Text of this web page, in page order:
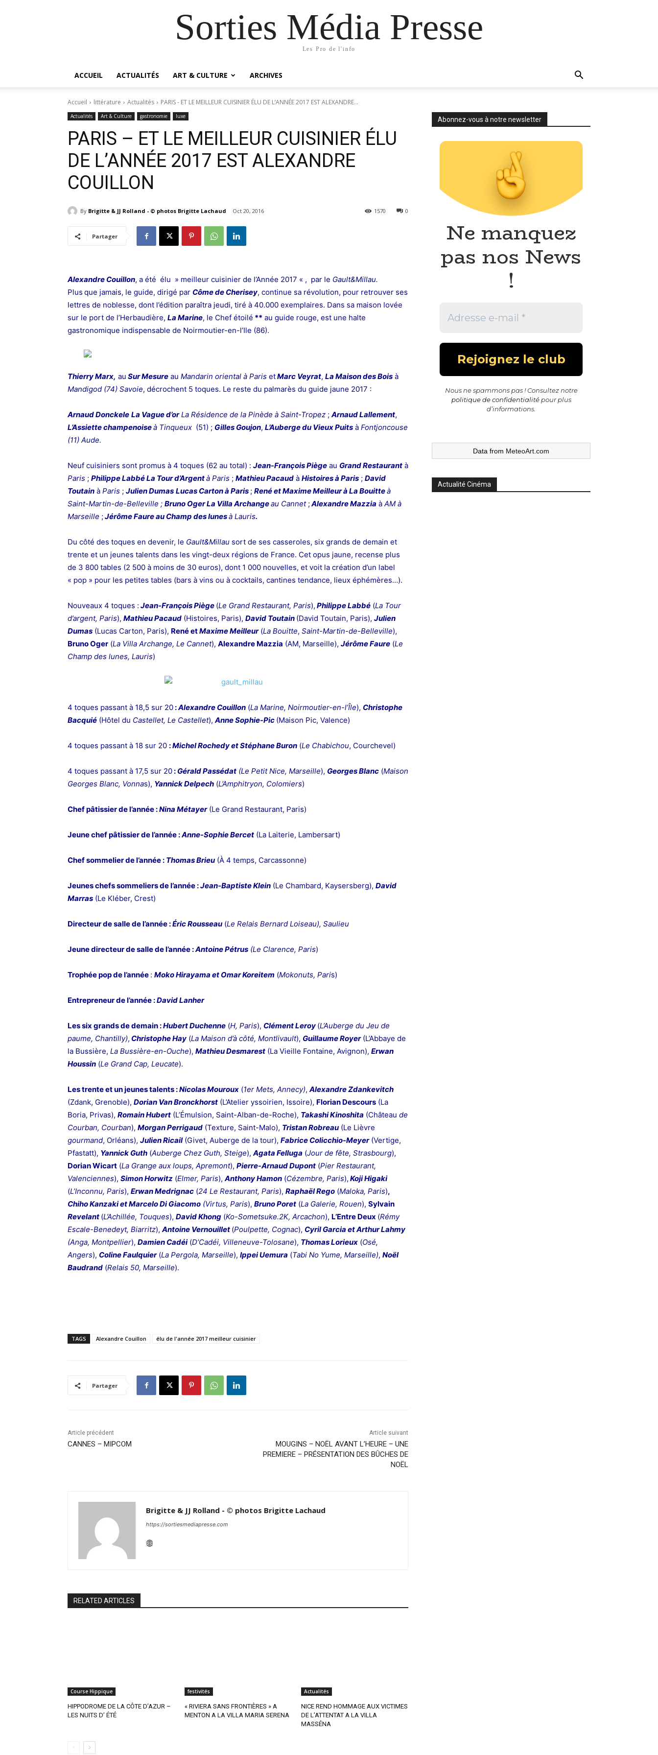
Sorties Média Presse
Les Pro de l'info
ACCUEIL ACTUALITÉS ART & CULTURE ARCHIVES
Accueil littérature Actualités PARIS - ET LE MEILLEUR CUISINIER ÉLU DE L’ANNÉE 2017 EST ALEXANDRE...
Actualités Art & Culture gastronomie luxe
PARIS – ET LE MEILLEUR CUISINIER ÉLU
DE L’ANNÉE 2017 EST ALEXANDRE
COUILLON
By Brigitte & JJ Rolland - © photos Brigitte Lachaud Oct 20, 2016 0
1570
Partager
Alexandre Couillon, a été élu » meilleur cuisinier de l’Année 2017 « , par le Gault&Millau.
Plus que jamais, le guide, dirigé par Côme de Cherisey, continue sa révolution, pour retrouver ses
lettres de noblesse, dont l’édition paraîtra jeudi, tiré à 40.000 exemplaires. Dans sa maison lovée
sur le port de l’Herbaudière, La Marine, le Chef étoilé ** au guide rouge, est une halte
gastronomique indispensable de Noirmoutier-en-l’Ile (86).
Thierry Marx, au Sur Mesure au Mandarin oriental à Paris etMarc Veyrat, La Maison des Bois à
Mandigod (74) Savoie, décrochent 5 toques. Le reste du palmarès du guide jaune 2017 :
Arnaud Donckele La Vague d’or La Résidence de la Pinède à Saint-Tropez ;Arnaud Lallement,
L’Assiette champenoiseà Tinqueux (51) ; Gilles Goujon, L’Auberge du Vieux Puits à Fontjoncouse
(11) Aude.
Neuf cuisiniers sont promus à 4 toques (62 au total) : Jean-François Piège au Grand Restaurant à
Paris ; Philippe Labbé La Tour d’Argentà Paris ; Mathieu Pacaud à Histoires à Paris ; David
Toutain à Paris ; Julien Dumas Lucas Carton à Paris ; René et Maxime Meilleur à La Bouitteà
Saint-Martin-de-Belleville ; Bruno Oger La Villa Archangeau Cannet;Alexandre Mazzia à AM à
Marseille ; Jérôme Faure au Champ des lunesà Lauris.
Du côté des toques en devenir, le Gault&Millau sort de ses casseroles, six grands de demain et
trente et un jeunes talents dans les vingt-deux régions de France. Cet opus jaune, recense plus
de 3 800 tables (2 500 à moins de 30 euros), dont 1 000 nouvelles, et voit la création d’un label
« pop » pour les petites tables (bars à vins ou à cocktails, cantines tendance, lieux éphémères…).
Nouveaux 4 toques : Jean-François Piège (Le Grand Restaurant, Paris), Philippe Labbé (La Tour
d’argent, Paris), Mathieu Pacaud (Histoires, Paris), David Toutain (David Toutain, Paris), Julien
Dumas (Lucas Carton, Paris), René etMaxime Meilleur(La Bouitte, Saint-Martin-de-Belleville),
Bruno Oger (La Villa Archange, Le Cannet), Alexandre Mazzia (AM, Marseille), Jérôme Faure (Le
Champ des lunes, Lauris)
4 toques passant à 18,5 sur 20 :Alexandre Couillon (La Marine, Noirmoutier-en-l’Île), Christophe
Bacquié (Hôtel du Castellet, Le Castellet),Anne Sophie-Pic (Maison Pic, Valence)
4 toques passant à 18 sur 20 :Michel Rochedy et Stéphane Buron (Le Chabichou, Courchevel)
4 toques passant à 17,5 sur 20 : Gérald Passédat (Le Petit Nice, Marseille), Georges Blanc (Maison
Georges Blanc, Vonnas), Yannick Delpech (L’Amphitryon, Colomiers)
Chef pâtissier de l’année :Nina Métayer(Le Grand Restaurant, Paris)
Jeune chef pâtissier de l’année :Anne-Sophie Bercet (La Laiterie, Lambersart)
Chef sommelier de l’année : Thomas Brieu (À 4 temps, Carcassonne)
Jeunes chefs sommeliers de l’année :Jean-Baptiste Klein (Le Chambard, Kaysersberg), David
Marras (Le Kléber, Crest)
Directeur de salle de l’année :Éric Rousseau (Le Relais Bernard Loiseau), Saulieu
Jeune directeur de salle de l’année :Antoine Pétrus (Le Clarence, Paris)
Trophée pop de l’année : Moko Hirayama et Omar Koreitem (Mokonuts, Paris)
Entrepreneur de l’année :David Lanher
Les six grands de demain :Hubert Duchenne (H, Paris), Clément Leroy (L’Auberge du Jeu de
paume, Chantilly), Christophe Hay (La Maison d’à côté, Montlivault), Guillaume Royer(L’Abbaye de
la Bussière, La Bussière-en-Ouche), Mathieu Desmarest (La Vieille Fontaine, Avignon), Erwan
Houssin (Le Grand Cap, Leucate).
Les trente et un jeunes talents :Nicolas Mouroux (1er Mets, Annecy),Alexandre Zdankevitch
(Zdank, Grenoble), Dorian Van Bronckhorst (L’Atelier yssoirien, Issoire), Florian Descours (La
Boria, Privas), Romain Hubert (L’Émulsion, Saint-Alban-de-Roche), Takashi Kinoshita (Château de
Courban, Courban), Morgan Perrigaud (Texture, Saint-Malo), Tristan Robreau (Le Lièvre
gourmand, Orléans), Julien Ricail(Givet, Auberge de la tour), Fabrice Colicchio-Meyer(Vertige,
Pfastatt), Yannick Guth (Auberge Chez Guth, Steige),Agata Felluga (Jour de fête, Strasbourg),
Dorian Wicart (La Grange aux loups, Apremont), Pierre-Arnaud Dupont (Pier Restaurant,
Valenciennes), Simon Horwitz (Elmer, Paris),Anthony Hamon (Cézembre, Paris), Koji Higaki
(L’Inconnu, Paris), Erwan Medrignac (24 Le Restaurant, Paris), Raphaël Rego (Maloka, Paris),
Chiho Kanzaki et Marcelo Di Giacomo (Virtus, Paris), Bruno Poret (La Galerie, Rouen), Sylvain
Revelant (L’Achillée, Touques), David Khong (Ko-Sometsuke.2K, Arcachon), L’Entre Deux (Rémy
Escale-Benedeyt, Biarritz),Antoine Vernouillet (Poulpette, Cognac), Cyril Garcia et ArthurLahmy
(Anga, Montpellier), Damien Cadéi(D’Cadéi, Villeneuve-Tolosane), Thomas Lorieux (Osé,
Angers), Coline Faulquier(La Pergola, Marseille), Ippei Uemura (Tabi No Yume, Marseille), Noël
Baudrand (Relais 50, Marseille).
TAGS Alexandre Couillon élu de l'année 2017 meilleur cuisinier
Partager
Article précédent
CANNES – MIPCOM
Article suivant
MOUGINS – NOËL AVANT L’HEURE – UNE
PREMIERE – PRÉSENTATION DES BÛCHES DE
NOËL
Brigitte & JJ Rolland - © photos Brigitte Lachaud
https://sortiesmediapresse.com
RELATED ARTICLES
Course Hippique
HIPPODROME DE LA CÔTE D’AZUR –
LES NUITS D’ ÉTÉ
festivités
« RIVIERA SANS FRONTIÈRES » A
MENTON A LA VILLA MARIA SERENA
Actualités
NICE REND HOMMAGE AUX VICTIMES
DE L’ATTENTAT A LA VILLA
MASSÉNA
Abonnez-vous à notre newsletter
Ne manquez
pas nos News
!
Nous ne spammons pas ! Consultez notre
politique de confidentialitépour plus
d’informations.
Data from MeteoArt.com
Actualité Cinéma